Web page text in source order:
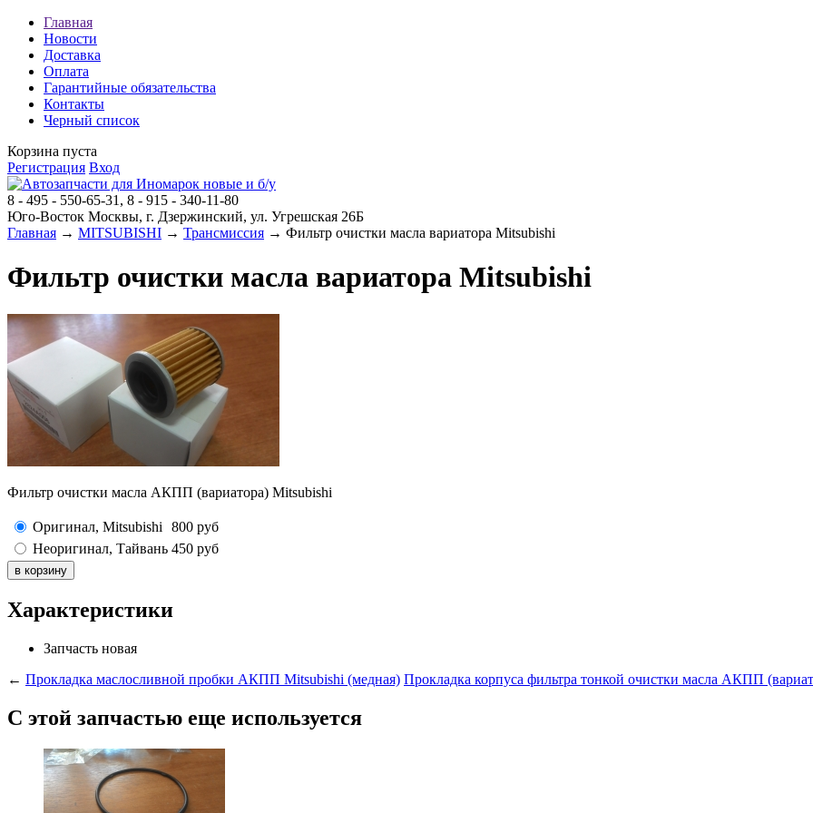
Главная
Новости
Доставка
Оплата
Гарантийные обязательства
Контакты
Черный список
Корзина пуста
Регистрация Вход
8 - 495 - 550-65-31, 8 - 915 - 340-11-80
Юго-Восток Москвы, г. Дзержинский, ул. Угрешская 26Б
Главная → MITSUBISHI → Трансмиссия → Фильтр очистки масла вариатора Mitsubishi
Фильтр очистки масла вариатора Mitsubishi
Фильтр очистки масла АКПП (вариатора) Mitsubishi
Оригинал, Mitsubishi 800 руб
Неоригинал, Тайвань 450 руб
Характеристики
Запчасть новая
← Прокладка маслосливной пробки АКПП Mitsubishi (медная) Прокладка корпуса фильтра тонкой очистки масла АКПП
С этой запчастью еще используется